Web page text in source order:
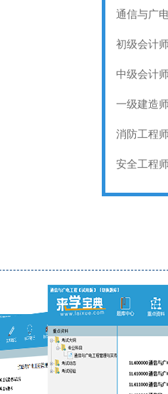
通信与广
初级会计
中级会计
一级建造
消防工程
安全工程